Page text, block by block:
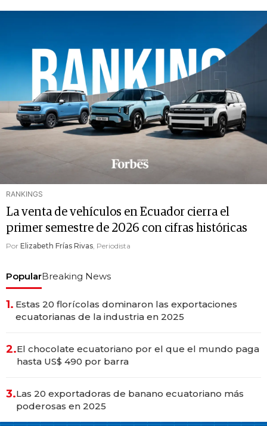
RANKINGS
La venta de vehículos en Ecuador cierra el
primer semestre de 2026 con cifras históricas
Por Elizabeth Frías Rivas, Periodista
PopularBreaking News
1. Estas 20 florícolas dominaron las exportaciones
ecuatorianas de la industria en 2025
2.El chocolate ecuatoriano por el que el mundo paga
hasta US$ 490 por barra
3.Las 20 exportadoras de banano ecuatoriano más
poderosas en 2025